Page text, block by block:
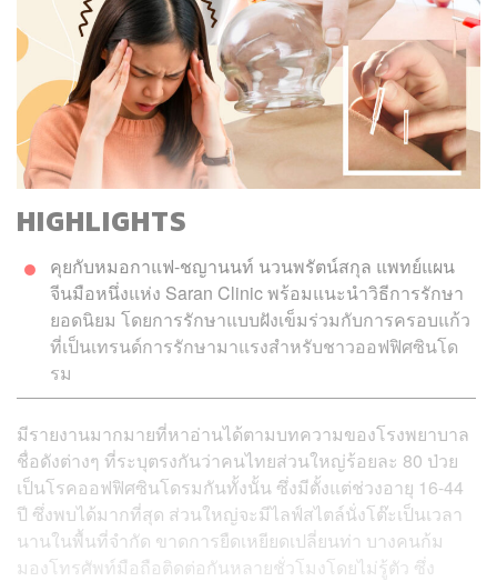
HIGHLIGHTS
คุยกับหมอกาแฟ-ชญานนท์ นวนพรัตน์สกุล แพทย์แผน
จีนมือหนึ่งแห่ง Saran Clinic พร้อมแนะนำวิธีการรักษา
ยอดนิยม โดยการรักษาแบบฝังเข็มร่วมกับการครอบแก้ว
ที่เป็นเทรนด์การรักษามาแรงสำหรับชาวออฟฟิศซินโด
รม
มีรายงานมากมายที่หาอ่านได้ตามบทความของโรงพยาบาล
ชื่อดังต่างๆ ที่ระบุตรงกันว่าคนไทยส่วนใหญ่ร้อยละ 80 ป่วย
เป็นโรคออฟฟิศซินโดรมกันทั้งนั้น ซึ่งมีตั้งแต่ช่วงอายุ 16-44
ปี ซึ่งพบได้มากที่สุด ส่วนใหญ่จะมีไลฟ์สไตล์นั่งโต๊ะเป็นเวลา
นานในพื้นที่จำกัด ขาดการยืดเหยียดเปลี่ยนท่า บางคนก้ม
มองโทรศัพท์มือถือติดต่อกันหลายชั่วโมงโดยไม่รู้ตัว ซึ่ง